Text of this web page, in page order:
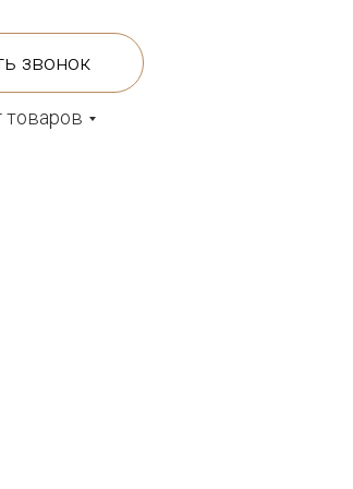
товаров
звонок